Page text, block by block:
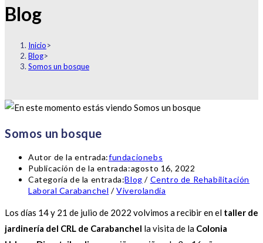
Blog
Inicio>
Blog>
Somos un bosque
Somos un bosque
Autor de la entrada:fundacionebs
Publicación de la entrada:agosto 16, 2022
Categoría de la entrada:Blog / Centro de Rehabilitación
Laboral Carabanchel / Viverolandia
Los días 14 y 21 de julio de 2022 volvimos a recibir en el taller de
jardinería del CRL de Carabanchel la visita de la Colonia